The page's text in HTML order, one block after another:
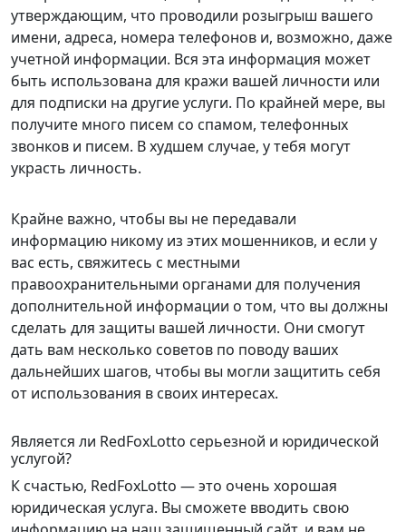
утверждающим, что проводили розыгрыш вашего
имени, адреса, номера телефонов и, возможно, даже
учетной информации. Вся эта информация может
быть использована для кражи вашей личности или
для подписки на другие услуги. По крайней мере, вы
получите много писем со спамом, телефонных
звонков и писем. В худшем случае, у тебя могут
украсть личность.
Крайне важно, чтобы вы не передавали
информацию никому из этих мошенников, и если у
вас есть, свяжитесь с местными
правоохранительными органами для получения
дополнительной информации о том, что вы должны
сделать для защиты вашей личности. Они смогут
дать вам несколько советов по поводу ваших
дальнейших шагов, чтобы вы могли защитить себя
от использования в своих интересах.
Является ли RedFoxLotto серьезной и юридической
услугой?
К счастью, RedFoxLotto — это очень хорошая
юридическая услуга. Вы сможете вводить свою